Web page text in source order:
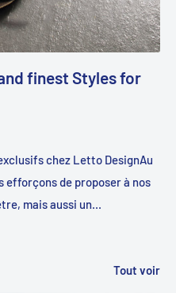
finest Styles for
chez Letto DesignAu
efforçons de proposer à nos
mais aussi un...
Tout voir